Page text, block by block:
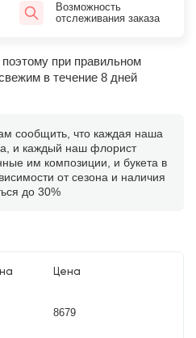
Возможность
отслеживания заказа
при правильном
в течение 8 дней
сообщить, что каждая наша
и каждый наш флорист
им композиции, и букета в
от сезона и наличия
до 30%
Цена
8679